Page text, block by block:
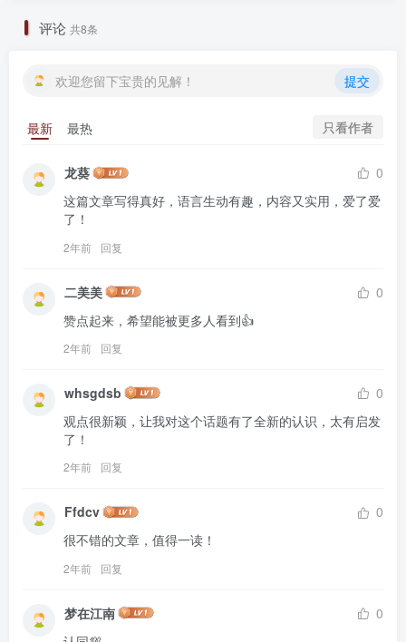
评论 共8条
欢迎您留下宝贵的见解！ 提交
最新 最热 只看作者
龙葵
0
这篇文章写得真好，语言生动有趣，内容又实用，爱了爱
了！
2年前 回复
二美美
0
赞点起来，希望能被更多人看到👍
2年前 回复
whsgdsb
0
观点很新颖，让我对这个话题有了全新的认识，太有启发
了！
2年前 回复
Ffdcv
0
很不错的文章，值得一读！
2年前 回复
梦在江南
0